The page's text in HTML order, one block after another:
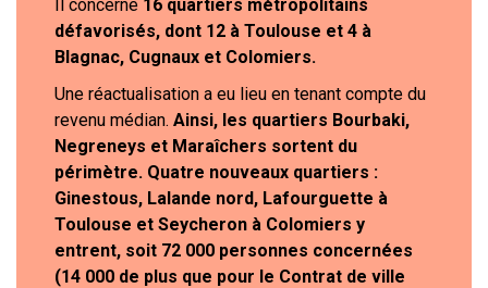
Il concerne 16 quartiers métropolitains
défavorisés, dont 12 à Toulouse et 4 à
Blagnac, Cugnaux et Colomiers.
Une réactualisation a eu lieu en tenant compte du
revenu médian. Ainsi, les quartiers Bourbaki,
Negreneys et Maraîchers sortent du
périmètre. Quatre nouveaux quartiers :
Ginestous, Lalande nord, Lafourguette à
Toulouse et Seycheron à Colomiers y
entrent, soit 72 000 personnes concernées
(14 000 de plus que pour le Contrat de ville